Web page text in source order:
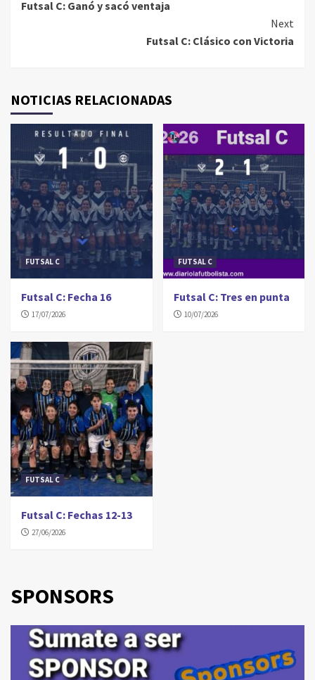
Reading
Futsal C: Ganó y sacó ventaja
Next
Futsal C: Clásico con Victoria
NOTICIAS RELACIONADAS
FUTSAL C
Futsal C: Fecha 16
17/07/2026
FUTSAL C
Futsal C: Tres en punta
10/07/2026
FUTSAL C
Futsal C: Fechas 12-13
27/06/2026
SPONSORS